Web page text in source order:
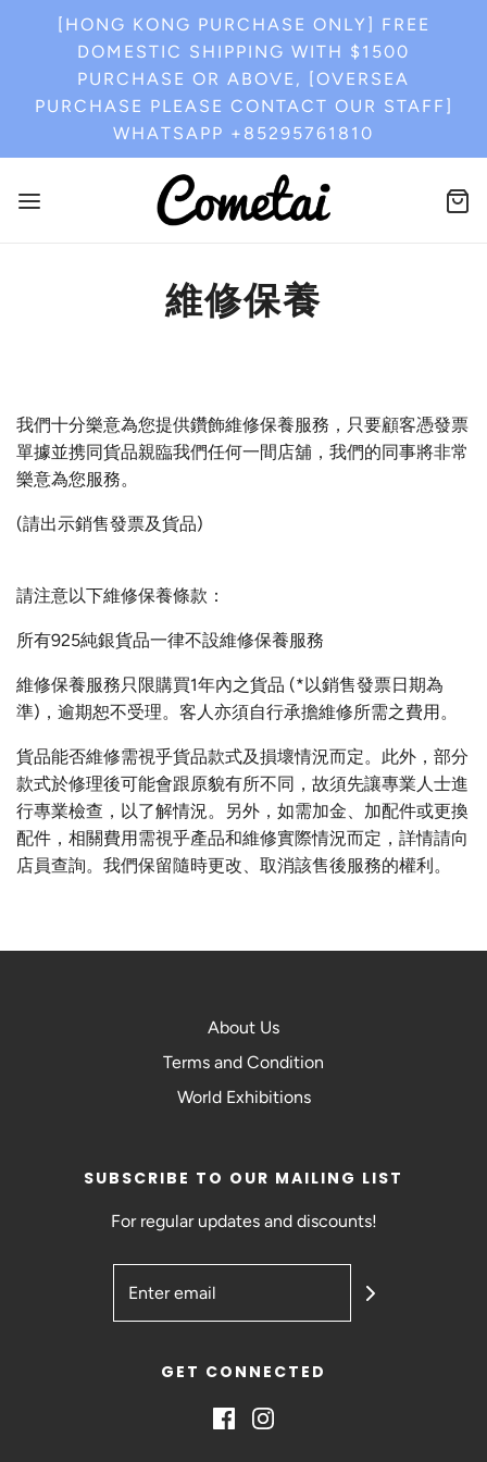
[HONG KONG PURCHASE ONLY] FREE
DOMESTIC SHIPPING WITH $1500
PURCHASE OR ABOVE, [OVERSEA
PURCHASE PLEASE CONTACT OUR STAFF]
WHATSAPP +85295761810
維修保養
我們十分樂意為您提供鑽飾維修保養服務，只要顧客憑發票
單據並携同貨品親臨我們任何一間店舖，我們的同事將非常
樂意為您服務。
(請出示銷售發票及貨品)
請注意以下維修保養條款：
所有925純銀貨品一律不設維修保養服務
維修保養服務只限購買1年內之貨品 (*以銷售發票日期為
準)，逾期恕不受理。客人亦須自行承擔維修所需之費用。
貨品能否維修需視乎貨品款式及損壞情況而定。此外，部分
款式於修理後可能會跟原貌有所不同，故須先讓專業人士進
行專業檢查，以了解情況。另外，如需加金、加配件或更換
配件，相關費用需視乎產品和維修實際情況而定，詳情請向
店員查詢。我們保留隨時更改、取消該售後服務的權利。
About Us
Terms and Condition
World Exhibitions
SUBSCRIBE TO OUR MAILING LIST
For regular updates and discounts!
GET CONNECTED